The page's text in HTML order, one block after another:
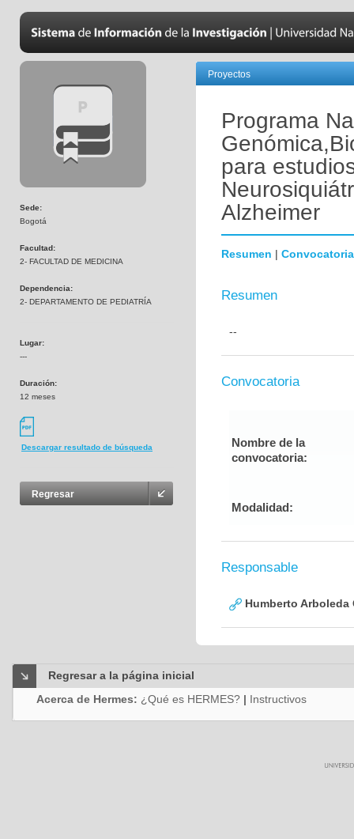
Sede:
Bogotá
Facultad:
2- FACULTAD DE MEDICINA
Dependencia:
2- DEPARTAMENTO DE PEDIATRÍA
Lugar:
---
Duración:
12 meses
Descargar resultado de búsqueda
Regresar
Proyectos
Programa
para
Alzheimer
Resumen | Convocatoria
Resumen
--
Convocatoria
Nombre de la
convocatoria:
Modalidad:
Responsable
Humberto Arboleda
Regresar a la página inicial
Acerca de Hermes: ¿Qué es HERMES? | Instructivos